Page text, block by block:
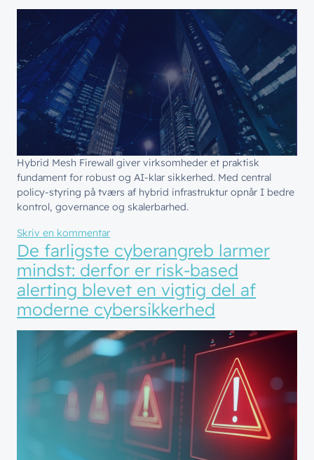
Hybrid Mesh Firewall giver virksomheder et praktisk
fundament for robust og AI-klar sikkerhed. Med central
policy-styring på tværs af hybrid infrastruktur opnår I bedre
kontrol, governance og skalerbarhed.
Skriv en kommentartil Hybrid Mesh Firewall: Et praktisk
De farligste cyberangreb larmer
mindst: derfor er risk-based
alerting blevet en vigtig del af
moderne cybersikkerhed